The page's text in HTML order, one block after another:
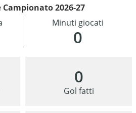
Campionato 2026-27
0
Minuti giocati
0
Gol fatti